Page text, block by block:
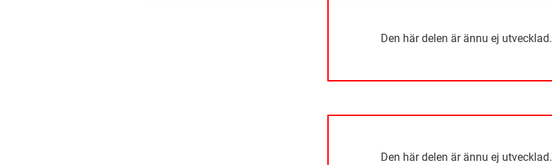
Den här delen är ännu ej utvecklad.
Den här delen är ännu ej utvecklad.